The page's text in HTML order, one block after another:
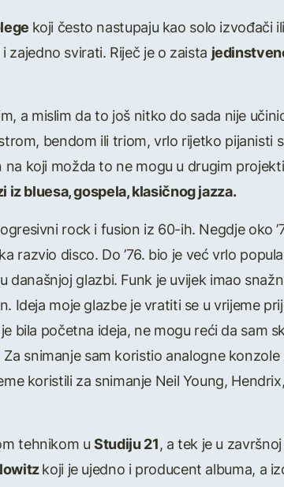
koji često nastupaju kao solo izvođači
svirati. Riječ je o zaista
a mislim da to još nitko do sada nije
bendom ili triom, vrlo rijetko pijanisti
koji možda to ne mogu u drugim
iz bluesa, gospela, klasičnog jazza.
rock i fusion iz 60-ih. Negdje oko
razvio disco. Do ’76. bio je već vrlo
današnjoj glazbi. Funk je uvijek imao
Ideja moje glazbe je vratiti se u vrijeme
bila početna ideja, ne mogu reći da sam
snimanje sam koristio analogne
koristili za snimanje Neil Young,
tehnikom uStudiju 21, a tek je u
koji je ujedno i producent albuma, a